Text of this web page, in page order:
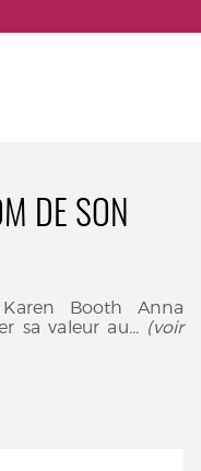
DE SON
Booth Anna
sa valeur au... (voir